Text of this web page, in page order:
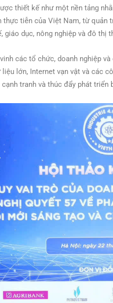
thiết kế như một nền tảng
tiễn của Việt Nam, từ quản
giáo dục, nông nghiệp và đô thị
các tổ chức, doanh nghiệp
lớn, Internet vạn vật và các
tranh và thúc đẩy phát triển